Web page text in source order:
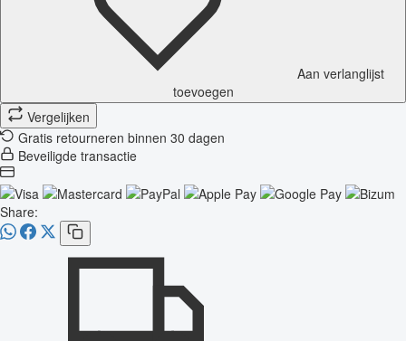
Aan verlanglijst
toevoegen
Vergelijken
Gratis retourneren binnen 30 dagen
Beveiligde transactie
Share: